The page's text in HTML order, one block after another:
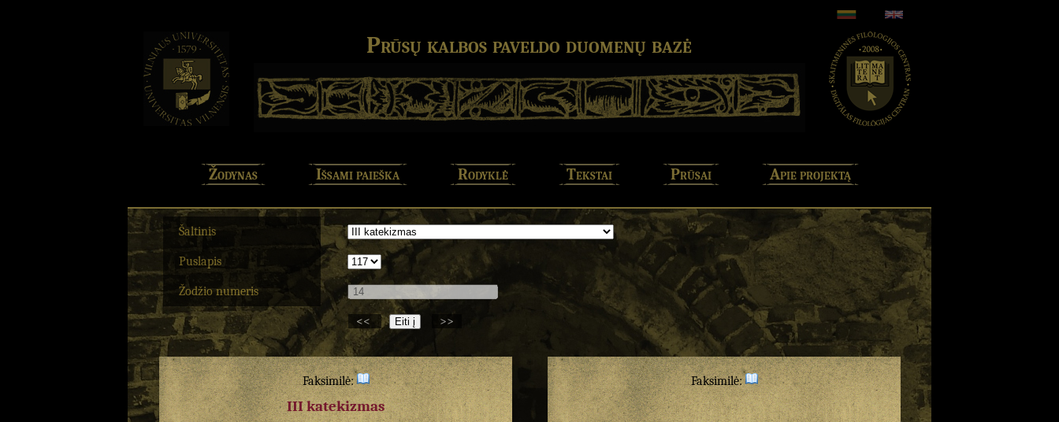
Prūsų kalbos paveldo duomenų bazė
Žodynas Išsami paieška Rodyklė Tekstai Prūsai Apie projektą
Šaltinis
Puslapis
Žodžio numeris
<< >>
Faksimilė:
III katekizmas
Faksimilė: